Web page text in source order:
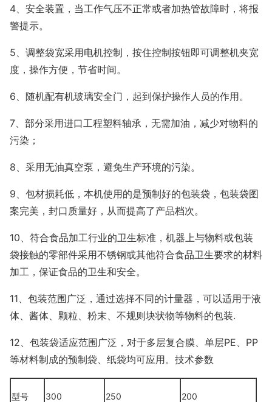
4、安全装置，当工作气压不正常或者加热管故障时，将报
警提示。
5、调整袋宽采用电机控制，按住控制按钮即可调整机夹宽
度，操作方便，节省时间。
6、随机配有机玻璃安全门，起到保护操作人员的作用。
7、部分采用进口工程塑料轴承，无需加油，减少对物料的
污染；
8、采用无油真空泵，避免生产环境的污染。
9、包材损耗低，本机使用的是预制好的包装袋，包装袋图
案完美，封口质量好，从而提高了产品档次。
10、符合食品加工行业的卫生标准，机器上与物料或包装
袋接触的零部件采用不锈钢或其他符合食品卫生要求的材料
加工，保证食品的卫生和安全。
11、包装范围广泛，通过选择不同的计量器，可以适用于液
体、酱体、颗粒、粉末、不规则块状物等物料的包装.
12、包装袋适应范围广泛，对于多层复合膜、单层PE、PP
等材料制成的预制袋、纸袋均可应用。技术参数
型号 300 250 200